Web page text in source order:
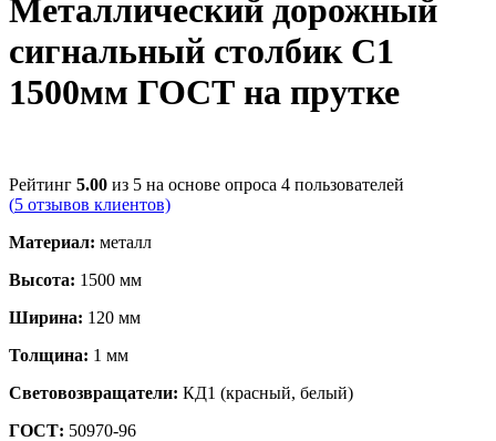
Металлический дорожный
сигнальный столбик С1
1500мм ГОСТ на прутке
Рейтинг 5.00 из 5 на основе опроса 4 пользователей
(5 отзывов клиентов)
Материал: металл
Высота: 1500 мм
Ширина: 120 мм
Толщина: 1 мм
Световозвращатели: КД1 (красный, белый)
ГОСТ: 50970-96